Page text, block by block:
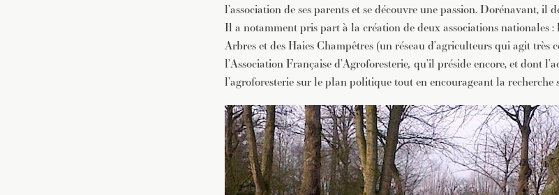
l’association de ses parents et se découvre une passion. Dorénavant, il
Il a notamment pris part à la création de deux associations nationales :
Arbres et des Haies Champêtres (un réseau d’agriculteurs qui agit très
l’Association Française d’Agroforesterie, qu’il préside encore, et dont
l’agroforesterie sur le plan politique tout en encourageant la recherche